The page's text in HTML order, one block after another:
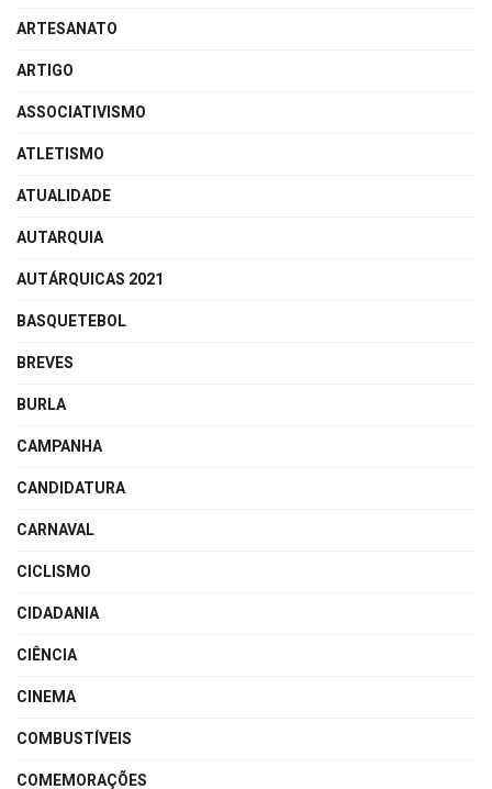
ARTESANATO
ARTIGO
ASSOCIATIVISMO
ATLETISMO
ATUALIDADE
AUTARQUIA
AUTÁRQUICAS 2021
BASQUETEBOL
BREVES
BURLA
CAMPANHA
CANDIDATURA
CARNAVAL
CICLISMO
CIDADANIA
CIÊNCIA
CINEMA
COMBUSTÍVEIS
COMEMORAÇÕES